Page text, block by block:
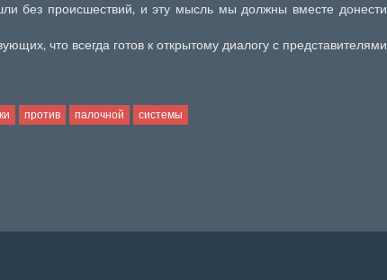
без происшествий, и эту мысль мы должны вместе донести
что всегда готов к открытому диалогу с представителями
против палочной системы